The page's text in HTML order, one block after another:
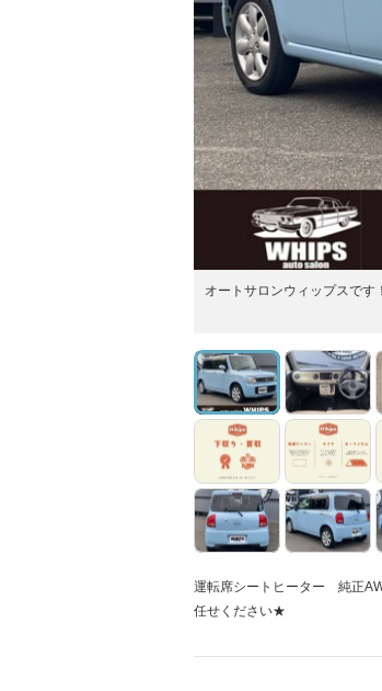
オートサロンウィップスです
運転席シートヒーター 純正
任せください★